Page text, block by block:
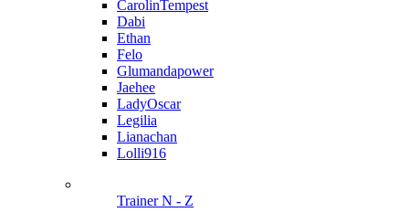
CarolinTempest
Dabi
Ethan
Felo
Glumandapower
Jaehee
LadyOscar
Legilia
Lianachan
Lolli916
Trainer N - Z